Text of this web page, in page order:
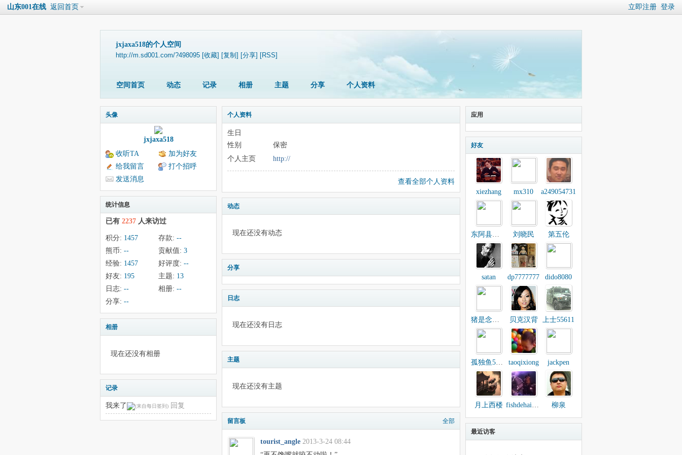
立即注册 登录
山东001在线 返回首页
jxjaxa518的个人空间
http://m.sd001.com/?498095 [收藏] [复制] [分享] [RSS]
空间首页 动态 记录 相册 主题 分享 个人资料
头像
jxjaxa518
收听TA
加为好友
给我留言
打个招呼
发送消息
统计信息
已有 2237 人来访过
积分: 1457 存款: --
熊币: -- 贡献值: 3
经验: 1457 好评度: --
好友: 195 主题: 13
日志: -- 相册: --
分享: --
相册
现在还没有相册
记录
我来了 回复
个人资料
生日
性别
保密
个人主页
http://
查看全部个人资料
动态
现在还没有动态
分享
日志
现在还没有日志
主题
现在还没有主题
留言板 全部
tourist_angle 2013-3-24 08:44
应用
好友
xiezhang mx310 a249054731
东阿县阿胶专卖 刘晓民 第五伦
satan dp7777777 dido8080
猪是念来过倒 贝克汉背 上士55611
孤独鱼5168 taoqixiong jackpen
月上西楼 fishdehaiyang 柳泉
最近访客